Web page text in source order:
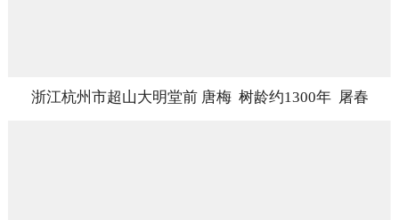
浙江杭州市超山大明堂前 唐梅 树龄约1300年 屠春